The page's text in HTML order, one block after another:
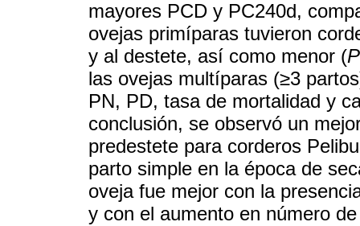
mayores PCD y PC240d,
ovejas primíparas tuvieron
y al destete, así como menor (P
las ovejas multíparas (≥3
PN, PD, tasa de mortalidad y
conclusión, se observó un
predestete para corderos
parto simple en la época de
oveja fue mejor con la
y con el aumento en número